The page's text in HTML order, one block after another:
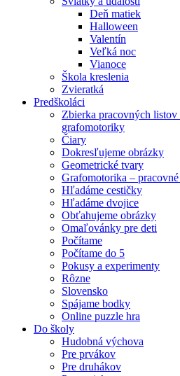
Deň matiek
Halloween
Valentín
Veľká noc
Vianoce
Škola kreslenia
Zvieratká
Predškoláci
Zbierka pracovných listov
grafomotoriky
Čiary
Dokresľujeme obrázky
Geometrické tvary
Grafomotorika –
Hľadáme cestičky
Hľadáme dvojice
Obťahujeme obrázky
Omaľovánky pre deti
Počítame
Počítame do 5
Pokusy a experimenty
Rôzne
Slovensko
Spájame bodky
Online puzzle hra
Do školy
Hudobná výchova
Pre prvákov
Pre druhákov